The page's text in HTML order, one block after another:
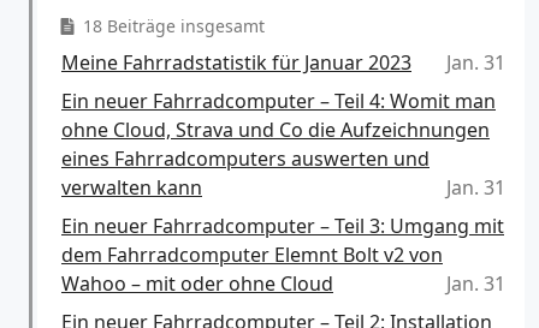
18 Beiträge insgesamt
Meine Fahrradstatistik für Januar 2023
Jan. 31
Ein neuer Fahrradcomputer – Teil 4: Womit man
ohne Cloud, Strava und Co die Aufzeichnungen
eines Fahrradcomputers auswerten und
verwalten kann
Jan. 31
Ein neuer Fahrradcomputer – Teil 3: Umgang mit
dem Fahrradcomputer Elemnt Bolt v2 von
Wahoo – mit oder ohne Cloud
Jan. 31
Ein neuer Fahrradcomputer – Teil 2: Installation